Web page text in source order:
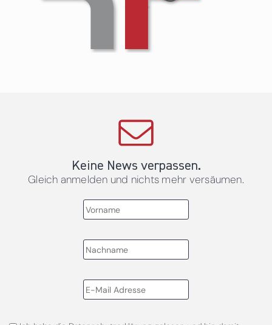
Keine News verpassen.
Gleich anmelden und nichts mehr versäumen.